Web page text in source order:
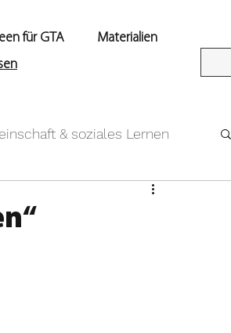
für GTA
Materialien
& soziales Lernen